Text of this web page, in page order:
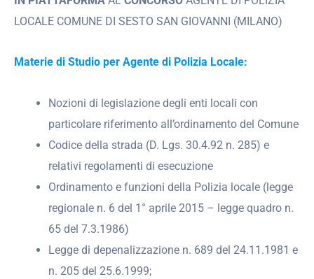
LOCALE COMUNE DI SESTO SAN GIOVANNI (MILANO)
Materie di Studio per Agente di Polizia Locale:
Nozioni di legislazione degli enti locali con
particolare riferimento all’ordinamento del Comune
Codice della strada (D. Lgs. 30.4.92 n. 285) e
relativi regolamenti di esecuzione
Ordinamento e funzioni della Polizia locale (legge
regionale n. 6 del 1° aprile 2015 – legge quadro n.
65 del 7.3.1986)
Legge di depenalizzazione n. 689 del 24.11.1981 e
n. 205 del 25.6.1999;